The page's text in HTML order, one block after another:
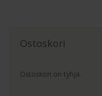
Ostoskori
Ostoskori on tyhjä.